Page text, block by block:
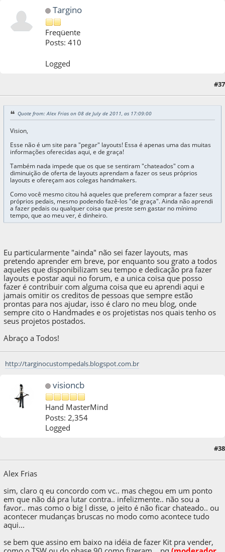
Targino
Freqüente
Posts: 410
Logged
: 08 de July de 2011, as 17:38:12 by Targino
#37
Quote from: Alex Frias on 08 de July de 2011, as 17:09:00
Vision,
Esse não é um site para "pegar" layouts! Essa é apenas uma das muitas
informações oferecidas aqui, e de graça!
Também nada impede que os que se sentiram "chateados" com a
diminuição de oferta de layouts aprendam a fazer os seus próprios
layouts e ofereçam aos colegas handmakers.
Como você mesmo citou há aqueles que preferem comprar a fazer seus
próprios pedais, mesmo podendo fazê-los "de graça". Ainda não aprendi
a fazer pedais ou qualquer coisa que preste sem gastar no mínimo
tempo, que ao meu ver, é dinheiro.
Eu particularmente "ainda" não sei fazer layouts, mas
pretendo aprender em breve, por enquanto sou grato a todos
aqueles que disponibilizam seu tempo e dedicação pra fazer
layouts e postar aqui no forum, e a unica coisa que posso
fazer é contribuir com alguma coisa que eu aprendi aqui e
jamais omitir os creditos de pessoas que sempre estão
prontas para nos ajudar, isso é claro no meu blog, onde
sempre cito o Handmades e os projetistas nos quais tenho os
seus projetos postados.
Abraço a Todos!
http://targinocustompedals.blogspot.com.br
visioncb
Hand MasterMind
Posts: 2,354
Logged
#38
Alex Frias
sim, claro q eu concordo com vc.. mas chegou em um ponto
em que não dá pra lutar contra.. infelizmente.. não sou a
favor.. mas como o big l disse, o jeito é não ficar chateado.. ou
acontecer mudanças bruscas no modo como acontece tudo
aqui...
se bem que assino em baixo na idéia de fazer Kit pra vender,